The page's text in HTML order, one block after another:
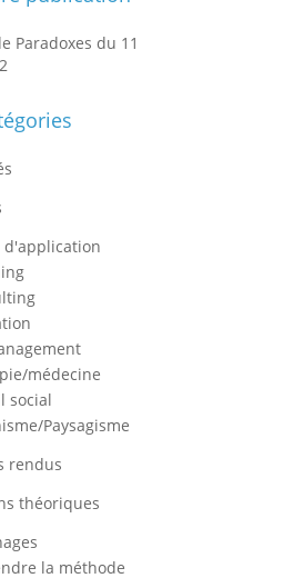
Paradoxes du 11
d'application
médecine
social
Paysagisme
rendus
théoriques
la méthode